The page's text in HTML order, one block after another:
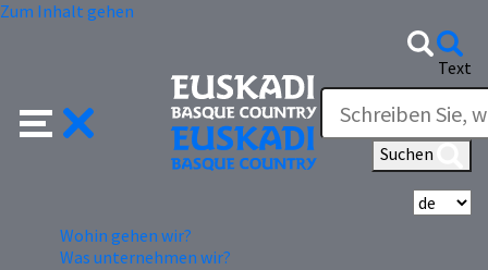
Zum Inhalt gehen
Text
Suchen
Wohin gehen wir?
Was unternehmen wir?